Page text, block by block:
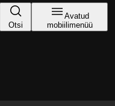
Otsi
Avatud
mobiilimenüü